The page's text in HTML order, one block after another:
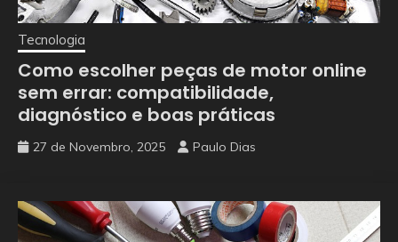
Tecnologia
Como escolher peças de motor online
sem errar: compatibilidade,
diagnóstico e boas práticas
27 de Novembro, 2025 Paulo Dias